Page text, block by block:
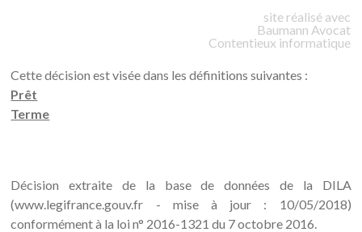
site réalisé avec
Baumann Avocat
Contentieux informatique
Cette décision est visée dans les définitions suivantes :
Prêt
Terme
Décision extraite de la base de données de la DILA
(www.legifrance.gouv.fr - mise à jour : 10/05/2018)
conformément à la loi n° 2016-1321 du 7 octobre 2016.